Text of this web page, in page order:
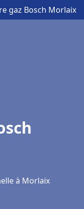
gaz Bosch Morlaix
à Morlaix